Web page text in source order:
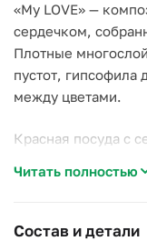
«My LOVE» —
сердечком,
Плотные
пустот, гипсофила
между цветами.
Красная посуда с
чтобы объяснить
Почему стоит
Читать полностью
Состав и детали